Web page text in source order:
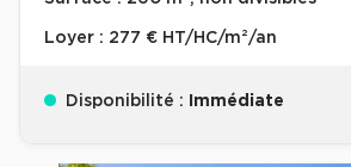
Loyer : 277 € HT/HC/m²/an
Disponibilité : Immédiate